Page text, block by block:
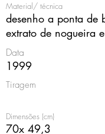
Material/ técnica
desenho a ponta de
extrato de nogueira
Data
1999
Tiragem
Dimensões (cm)
70x 49,3